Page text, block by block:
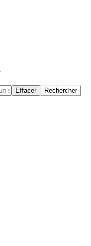
Effacer Rechercher